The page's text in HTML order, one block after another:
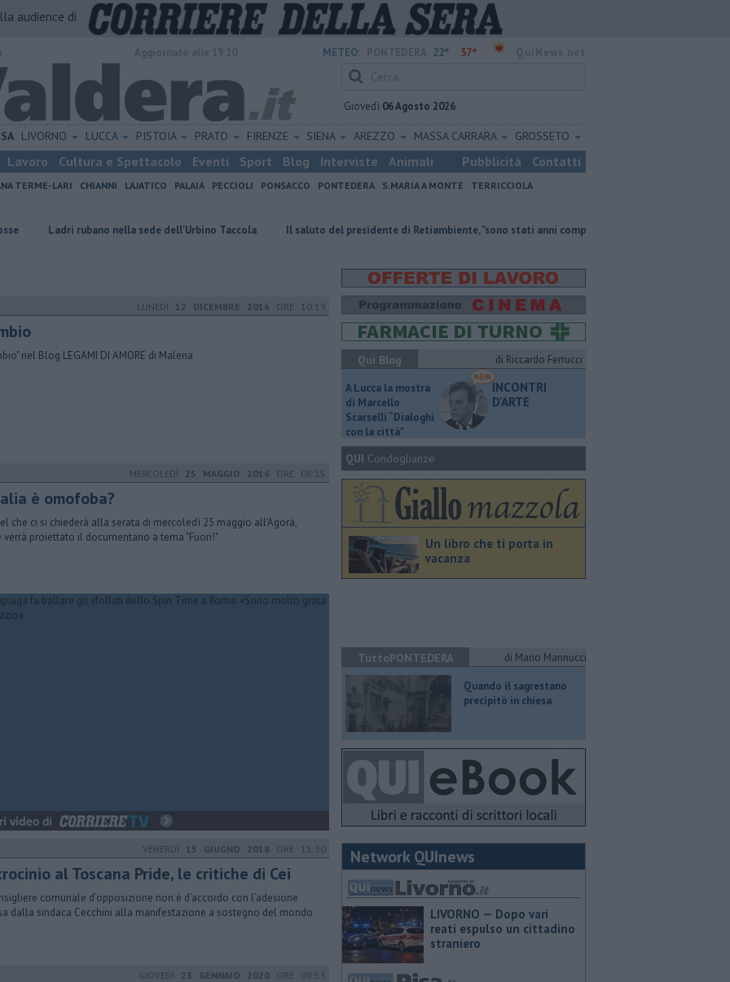
audience di
METEO: 22° 37°
Giovedì 06 Agosto 2026
LIVORNO LUCCA PISTOIA PRATO FIRENZE SIENA AREZZO MASSA CARRARA GROSSETO
Lavoro Cultura e Spettacolo Eventi Sport Blog Interviste Animali Pubblicità Contatti
TERME-LARI CHIANNI LAJATICO PALAIA PECCIOLI PONSACCO PONTEDERA S.MARIA A MONTE
TERRICCIOLA
rubano nella sede dell'Urbino Taccola Il saluto del presidente di Retiambiente, "sono stati anni complessi ma di crescita"
LUNEDÌ 12 DICEMBRE 2016 ORE 10:19
nel Blog LEGAMI DI AMORE di Malena
MERCOLEDÌ 25 MAGGIO 2016 ORE 08:15
è omofoba?
che ci si chiederà alla serata di mercoledì 25 maggio all'Agorà,
verrà proiettato il documentario a tema "Fuori!"
VENERDÌ 15 GIUGNO 2018 ORE 11:30
al Toscana Pride, le critiche di Cei
comunale d’opposizione non è d’accordo con l’adesione
dalla sindaca Cecchini alla manifestazione a sostegno del mondo
GIOVEDÌ 23 GENNAIO 2020 ORE 09:53
Qui Blog di Riccardo Ferrucci
A Lucca la mostra
di Marcello
Scarselli “Dialoghi
con la città"
INCONTRI
D'ARTE
QUI Condoglianze
Un libro che ti porta in
vacanza
TuttoPONTEDERA di Mario Mannucci
Quando il sagrestano
precipitò in chiesa
Network QUInews
LIVORNO — Dopo vari
reati espulso un cittadino
straniero